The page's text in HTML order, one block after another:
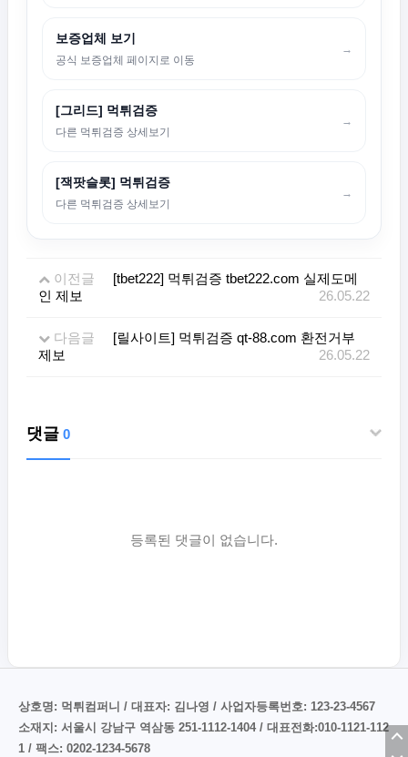
보증업체 보기
공식 보증업체 페이지로 이동
→
[그리드] 먹튀검증
다른 먹튀검증 상세보기
→
[잭팟슬롯] 먹튀검증
다른 먹튀검증 상세보기
→
이전글
[tbet222] 먹튀검증 tbet222.com 실제도메
인 제보
26.05.22
다음글
[릴사이트] 먹튀검증 qt-88.com 환전거부
제보
26.05.22
댓글 0
등록된 댓글이 없습니다.
상호명: 먹튀컴퍼니 / 대표자: 김나영 / 사업자등록번호: 123-23-4567
소재지: 서울시 강남구 역삼동 251-1112-1404 / 대표전화:010-1121-112
1 / 팩스: 0202-1234-5678